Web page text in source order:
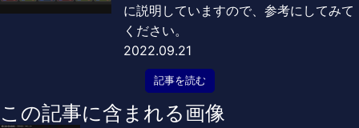
に説明していますので、参考にしてみて
ください。
2022.09.21
記事を読む
この記事に含まれる画像